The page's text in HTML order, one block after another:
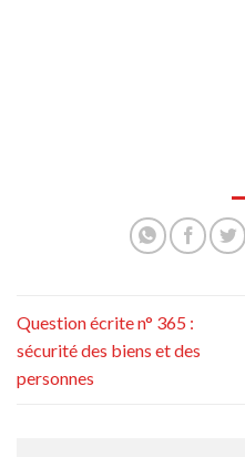
Question écrite n° 365 :
sécurité des biens et des
personnes